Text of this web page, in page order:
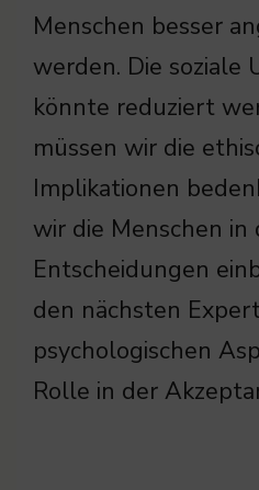
Menschen besser
werden. Die soziale
könnte reduziert
müssen wir die
Implikationen
wir die Menschen in
Entscheidungen
den nächsten
psychologischen
Rolle in der